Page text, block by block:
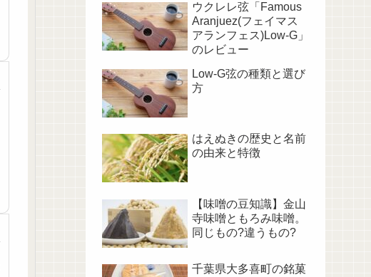
ウクレレ弦「Famous
Aranjuez(フェイマス
アランフェス)Low-G」
のレビュー
Low-G弦の種類と選び
方
はえぬきの歴史と名前
の由来と特徴
【味噌の豆知識】金山
寺味噌ともろみ味噌。
同じもの?違うもの?
千葉県大多喜町の銘菓